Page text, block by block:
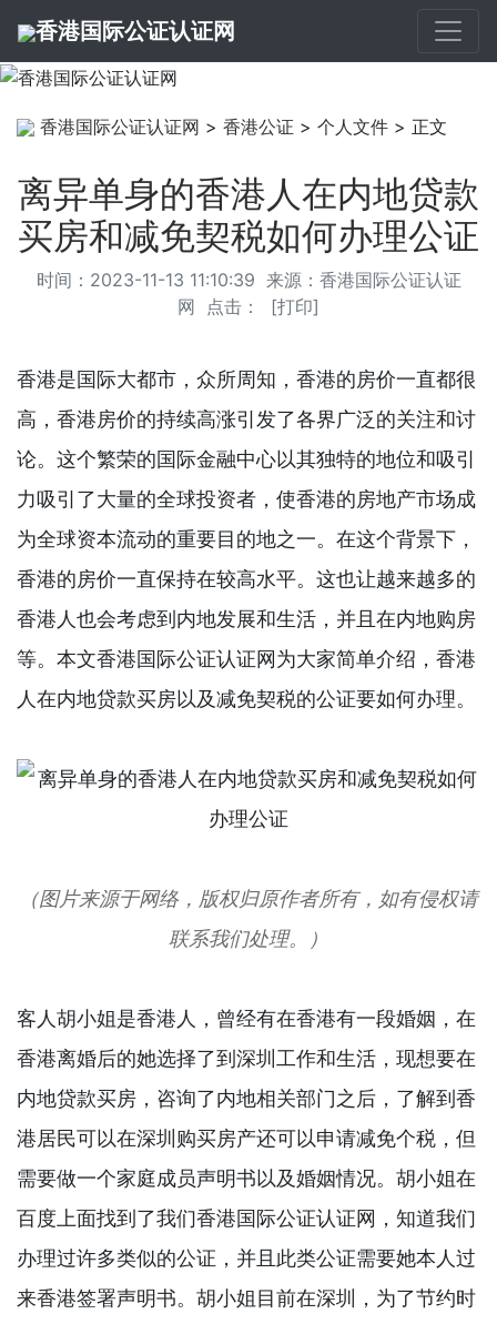
香港国际公证认证网
香港国际公证认证网 > 香港公证 > 个人文件 > 正文
离异单身的香港人在内地贷款
买房和减免契税如何办理公证
时间：2023-11-13 11:10:39 来源： 香港国际公证认证
网 点击： [打印]
香港是国际大都市，众所周知，香港的房价一直都很
高，香港房价的持续高涨引发了各界广泛的关注和讨
论。这个繁荣的国际金融中心以其独特的地位和吸引
力吸引了大量的全球投资者，使香港的房地产市场成
为全球资本流动的重要目的地之一。在这个背景下，
香港的房价一直保持在较高水平。这也让越来越多的
香港人也会考虑到内地发展和生活，并且在内地购房
等。本文香港国际公证认证网为大家简单介绍，香港
人在内地贷款买房以及减免契税的公证要如何办理。
（图片来源于网络，版权归原作者所有，如有侵权请
联系我们处理。）
客人胡小姐是香港人，曾经有在香港有一段婚姻，在
香港离婚后的她选择了到深圳工作和生活，现想要在
内地贷款买房，咨询了内地相关部门之后，了解到香
港居民可以在深圳购买房产还可以申请减免个税，但
需要做一个家庭成员声明书以及婚姻情况。胡小姐在
百度上面找到了我们香港国际公证认证网，知道我们
办理过许多类似的公证，并且此类公证需要她本人过
来香港签署声明书。胡小姐目前在深圳，为了节约时